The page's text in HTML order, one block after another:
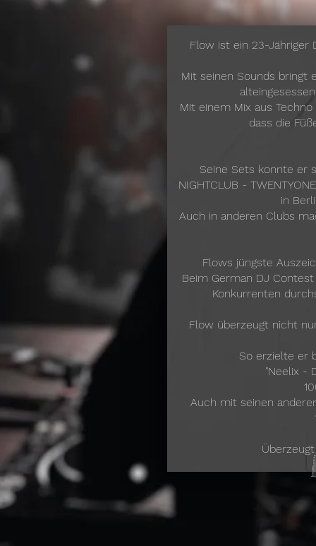
Flow ist ein 23-Jähriger
Mit seinen Sounds bringt
Mit einem Mix aus
dass die
Seine Sets konnte er
NIGHTCLUB -
in
Auch in anderen Clubs
Flows jüngste
Beim German DJ
Konkurrenten
Flow überzeugt nicht
So erzielte er
"Neelix -
Auch mit seinen